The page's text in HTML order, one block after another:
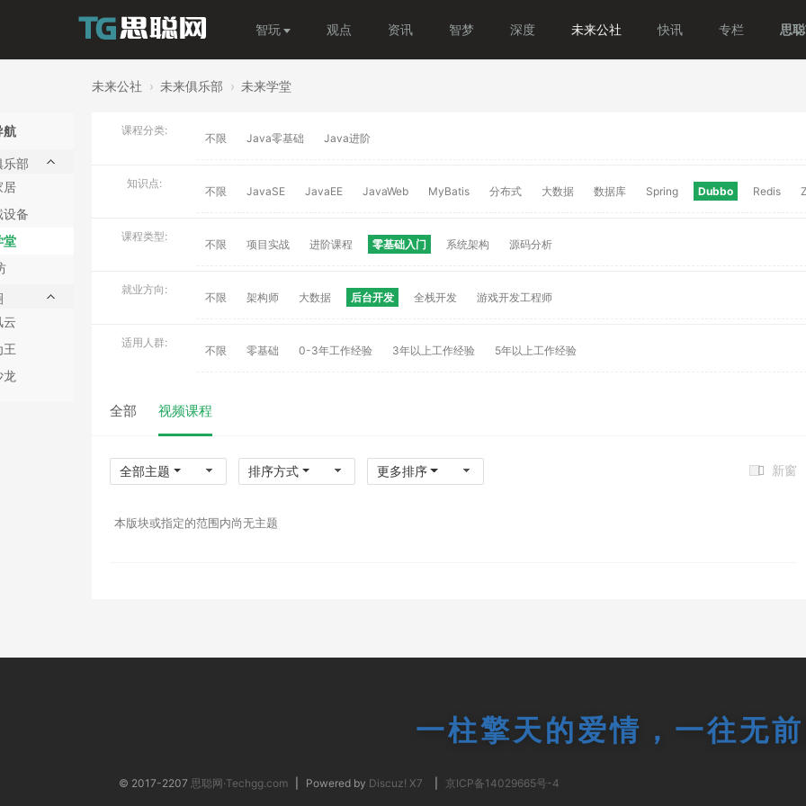
智玩 观点 资讯 智梦 深度 未来公社 快讯 专栏 思
未来公社 › 未来俱乐部 › 未来学堂
航
乐部
居
设备
堂
云
王
龙
课程分类:
不限 Java零基础 Java进阶
知识点:
不限 JavaSE JavaEE JavaWeb MyBatis 分布式 大数据 数据库 Spring Dubbo Redis
课程类型:
不限 项目实战 进阶课程 零基础入门 系统架构 源码分析
就业方向:
不限 架构师 大数据 后台开发 全栈开发 游戏开发工程师
适用人群:
不限 零基础 0-3年工作经验 3年以上工作经验 5年以上工作经验
全部 视频课程
新窗
全部主题 排序方式 更多排序
本版块或指定的范围内尚无主题
一柱擎天的爱情，一往无
© 2017-2207 思聪网·Techgg.com Powered by Discuz! X7 京ICP备14029665号-4